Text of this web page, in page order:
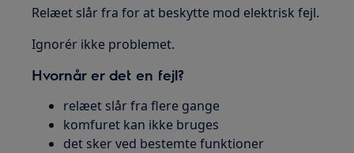
Relæet slår fra for at beskytte mod elektrisk fejl.
Ignorér ikke problemet.
Hvornår er det en fejl?
relæet slår fra flere gange
komfuret kan ikke bruges
det sker ved bestemte funktioner